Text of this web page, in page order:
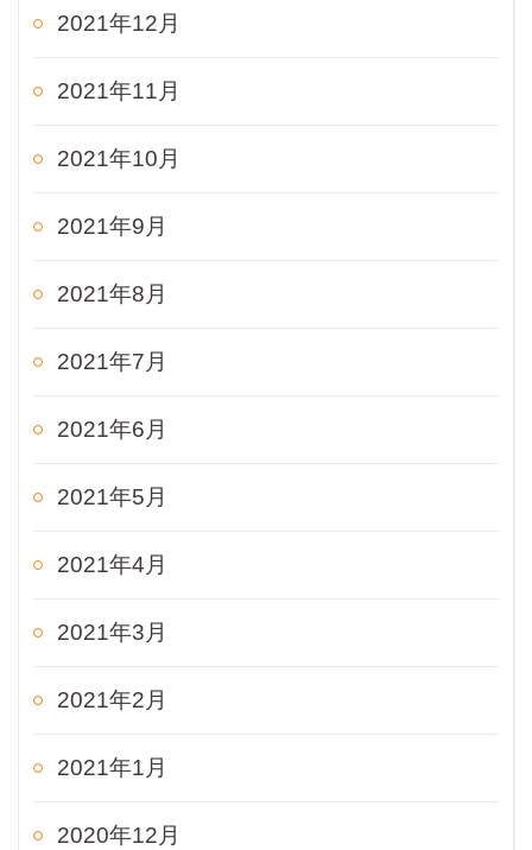
2021年12月
2021年11月
2021年10月
2021年9月
2021年8月
2021年7月
2021年6月
2021年5月
2021年4月
2021年3月
2021年2月
2021年1月
2020年12月